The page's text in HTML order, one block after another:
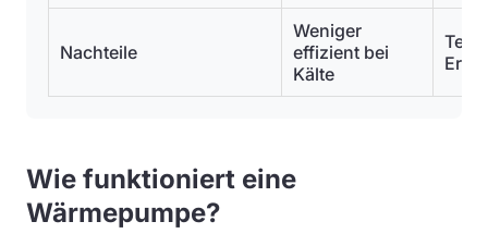
Nachteile
Weniger
effizient bei
Kälte
Wie funktioniert eine
Wärmepumpe?